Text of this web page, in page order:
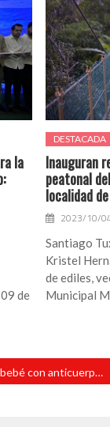
la
de
DESTACADA
Inauguran
peatonal
localidad
2023/10/
Santiago
Kristel
de ediles,
Municipal
contra el COVID-19